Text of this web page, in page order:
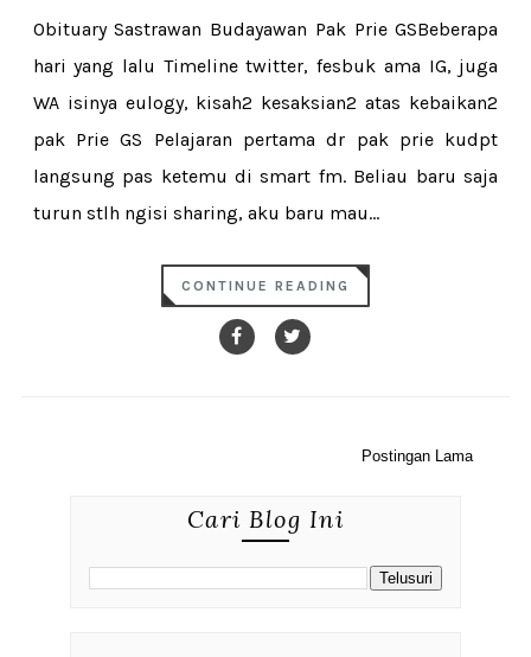
Obituary Sastrawan Budayawan Pak Prie GSBeberapa
hari yang lalu Timeline twitter, fesbuk ama IG, juga
WA isinya eulogy, kisah2 kesaksian2 atas kebaikan2
pak Prie GS Pelajaran pertama dr pak prie kudpt
langsung pas ketemu di smart fm. Beliau baru saja
turun stlh ngisi sharing, aku baru mau...
CONTINUE READING
Postingan Lama
Cari Blog Ini